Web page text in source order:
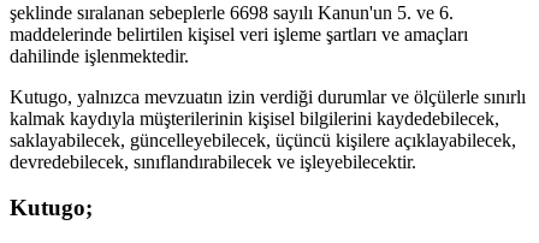
şeklinde sıralanan sebeplerle 6698 sayılı Kanun'un 5. ve 6.
maddelerinde belirtilen kişisel veri işleme şartları ve amaçları
dahilinde işlenmektedir.
Kutugo, yalnızca mevzuatın izin verdiği durumlar ve ölçülerle sınırlı
kalmak kaydıyla müşterilerinin kişisel bilgilerini kaydedebilecek,
saklayabilecek, güncelleyebilecek, üçüncü kişilere açıklayabilecek,
devredebilecek, sınıflandırabilecek ve işleyebilecektir.
Kutugo;